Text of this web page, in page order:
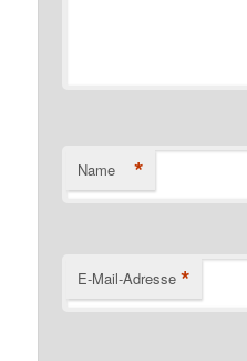
Name *
E-Mail-Adresse *